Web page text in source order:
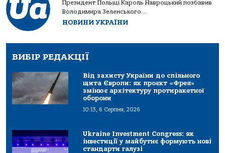
Президент Польщі Кароль Навроцький позбавив
Володимира Зеленського...
НОВИНИ УКРАЇНИ
ВИБІР РЕДАКЦІЇ
Від захисту України до спільного
щита Європи: як проєкт «Фрея»
змінює архітектуру протиракетної
оборони
10:13, 6 Серпня, 2026
Ukraine Investment Congress: як
інвестиції у майбутнє формують нові
стандарти галузі